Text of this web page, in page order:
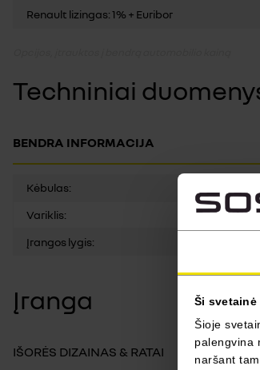
Ši
Šioje
palengvina
naršant
Renault lizingas: 1% + Euribor
Techniniai
BENDRA INFORMACIJA
Kėbulas:
Variklis:
Įrangos lygis:
Įranga
IŠORĖS DIZAINAS & RATAI